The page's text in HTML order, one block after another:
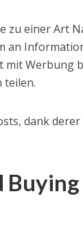
einer Art
an
mit Werbung
teilen.
dank